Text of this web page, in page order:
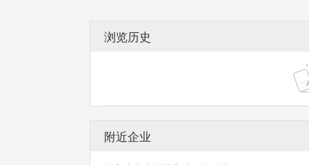
浏览历史
附近企业